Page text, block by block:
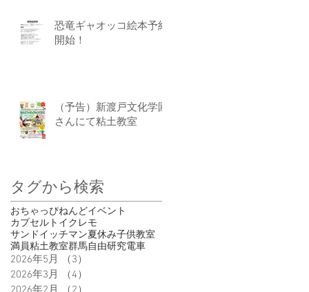
恐竜ギャオッコ絵本予約
開始！
（予告）新渡戸文化学園
さんにて粘土教室
タグから検索
2026年5月 （3）
2026年3月
（4）
おちゃっぴねんどイベント
カプセルトイクレモ
サンドイッチマン夏休み子供教室
満員粘土教室群馬自由研究電車